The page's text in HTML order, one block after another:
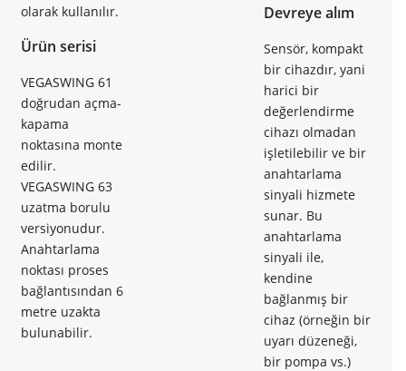
olarak kullanılır.
Ürün serisi
VEGASWING 61
doğrudan açma-
kapama
noktasına monte
edilir.
VEGASWING 63
uzatma borulu
versiyonudur.
Anahtarlama
noktası proses
bağlantısından 6
metre uzakta
bulunabilir.
Devreye alım
Sensör, kompakt
bir cihazdır, yani
harici bir
değerlendirme
cihazı olmadan
işletilebilir ve bir
anahtarlama
sinyali hizmete
sunar. Bu
anahtarlama
sinyali ile,
kendine
bağlanmış bir
cihaz (örneğin bir
uyarı düzeneği,
bir pompa vs.)